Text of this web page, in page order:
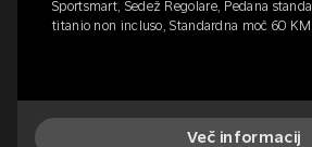
Sportsmart, Sedež Regolare, Pedana
titanio non incluso, Standardna moč 60 KM
Več informacij